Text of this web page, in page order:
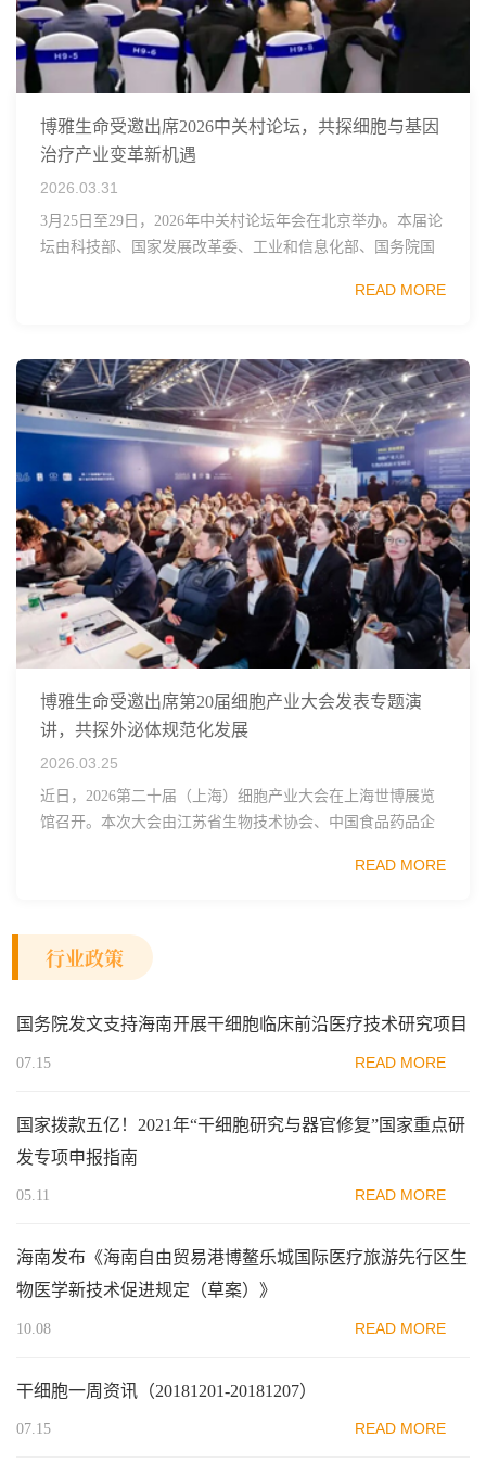
博雅生命受邀出席2026中关村论坛，共探细胞与基因
治疗产业变革新机遇
2026.03.31
3月25日至29日，2026年中关村论坛年会在北京举办。本届论
坛由科技部、国家发展改革委、工业和信息化部、国务院国
READ MORE
博雅生命受邀出席第20届细胞产业大会发表专题演
讲，共探外泌体规范化发展
2026.03.25
近日，2026第二十届（上海）细胞产业大会在上海世博展览
馆召开。本次大会由江苏省生物技术协会、中国食品药品企
范区生物医药行业协会、瑞士日内瓦长寿科学...
READ MORE
行业政策
国务院发文支持海南开展干细胞临床前沿医疗技术研究项目
07.15 READ MORE
国家拨款五亿！2021年“干细胞研究与器官修复”国家重点研
发专项申报指南
05.11 READ MORE
海南发布《海南自由贸易港博鳌乐城国际医疗旅游先行区生
物医学新技术促进规定（草案）》
10.08 READ MORE
干细胞一周资讯（20181201-20181207）
07.15 READ MORE